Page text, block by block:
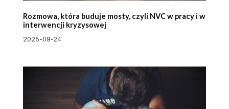
Rozmowa, która buduje mosty, czyli NVC w pracy i w
interwencji kryzysowej
2025-09-24